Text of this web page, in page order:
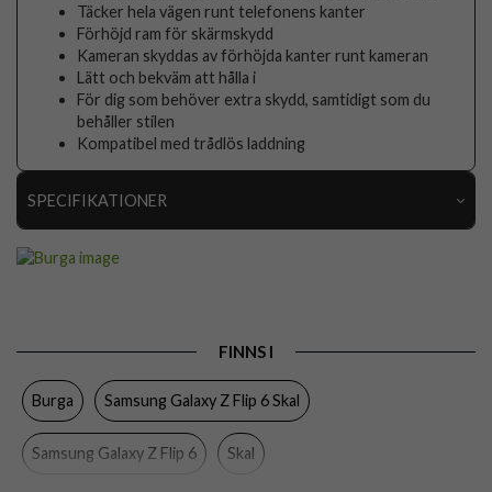
Täcker hela vägen runt telefonens kanter
Förhöjd ram för skärmskydd
Kameran skyddas av förhöjda kanter runt kameran
Lätt och bekväm att hålla i
För dig som behöver extra skydd, samtidigt som du
behåller stilen
Kompatibel med trådlös laddning
SPECIFIKATIONER
Material Hårdplast (PC), Mjukplast (TPU)
FINNS I
Burga Samsung Galaxy Z Flip 6 Skal
Samsung Galaxy Z Flip 6 Skal